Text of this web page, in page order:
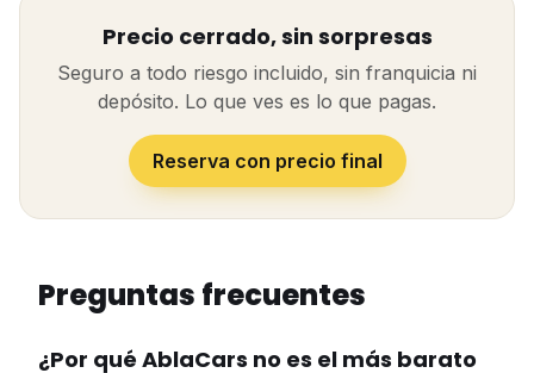
Precio cerrado, sin sorpresas
Seguro a todo riesgo incluido, sin franquicia ni
depósito. Lo que ves es lo que pagas.
Reserva con precio final
Preguntas frecuentes
¿Por qué AblaCars no es el más barato